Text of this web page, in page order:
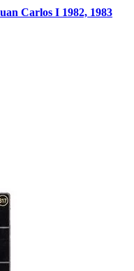
Carlos I 1982, 1983